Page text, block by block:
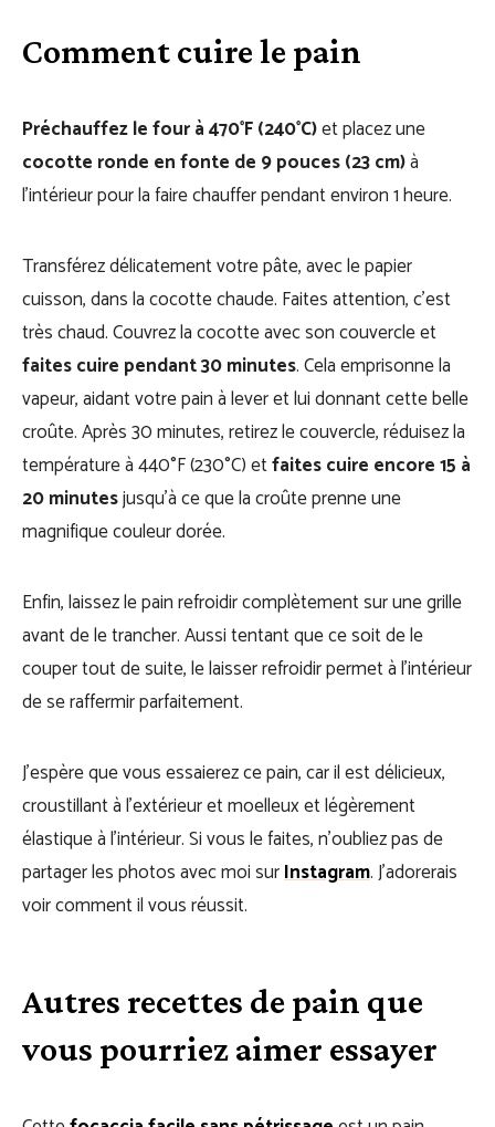
Comment cuire le pain
Préchauffez le four à 470°F (240°C)et placez une
cocotte ronde en fonte de 9 pouces (23 cm)à
l’intérieur pour la faire chauffer pendant environ 1 heure.
Transférez délicatement votre pâte, avec le papier
cuisson, dans la cocotte chaude. Faites attention, c’est
très chaud. Couvrez la cocotte avec son couvercle et
faites cuire pendant 30 minutes. Cela emprisonne la
vapeur, aidant votre pain à lever et lui donnant cette belle
croûte. Après 30 minutes, retirez le couvercle, réduisez la
température à 440°F (230°C) etfaites cuire encore 15 à
20 minutesjusqu’à ce que la croûte prenne une
magnifique couleur dorée.
Enfin, laissez le pain refroidir complètement sur une grille
avant de le trancher. Aussi tentant que ce soit de le
couper tout de suite, le laisser refroidir permet à l’intérieur
de se raffermir parfaitement.
J’espère que vous essaierez ce pain, car il est délicieux,
croustillant à l’extérieur et moelleux et légèrement
élastique à l’intérieur. Si vous le faites, n’oubliez pas de
partager les photos avec moi surInstagram. J’adorerais
voir comment il vous réussit.
Autres recettes de pain que
vous pourriez aimer essayer